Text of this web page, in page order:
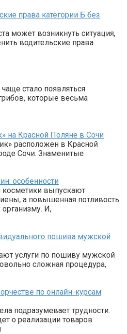
права категории Б без
может возникнуть ситуация,
водительские права
стало появляться
которые весьма
на Красной Поляне в Сочи
расположен в Красной
Сочи. Знаменитые
особенности
косметики выпускают
а повышенная потливость
И,
пошива мужской
услуги по пошиву мужской
сложная процедура,
по онлайн-курсам
подразумевает трудности.
о реализации товаров